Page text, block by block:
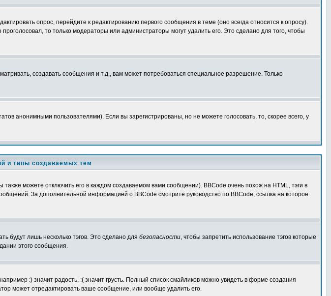
опрос, перейдите к редактированию первого сообщения в теме (оно всегда относится к опросу).
то только модераторы или администраторы могут удалить его. Это сделано для того, чтобы
создавать сообщения и т.д., вам может потребоваться специальное разрешение. Только
анонимными пользователями). Если вы зарегистрированы, но не можете голосовать, то, скорее всего, у
и типы создаваемых тем
можете отключить его в каждом создаваемом вами сообщении). BBCode очень похож на HTML, тэги в
За дополнительной информацией о BBCode смотрите руководство по BBCode, ссылка на которое
будут лишь несколько тэгов. Это сделано для безопасности, чтобы запретить использование тэгов которые
этого сообщения.
:) значит радость, :( значит грусть. Полный список смайликов можно увидеть в форме создания
может отредактировать ваше сообщение, или вообще удалить его.